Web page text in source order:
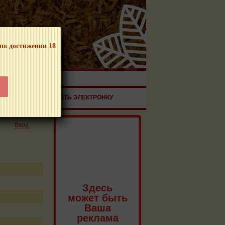
достижении 18
ПРОДУКЦИИ!
ЗАКАЗАТЬ ЭЛЕКТРОНКУ
Вход
Здесь
может быть
Ваша
реклама